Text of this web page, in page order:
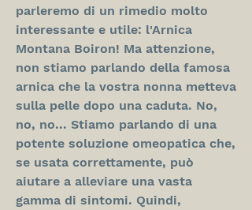
parleremo di un rimedio molto
interessante e utile: l'Arnica
Montana Boiron! Ma attenzione,
non stiamo parlando della famosa
arnica che la vostra nonna metteva
sulla pelle dopo una caduta. No,
no, no... Stiamo parlando di una
potente soluzione omeopatica che,
se usata correttamente, può
aiutare a alleviare una vasta
gamma di sintomi. Quindi,